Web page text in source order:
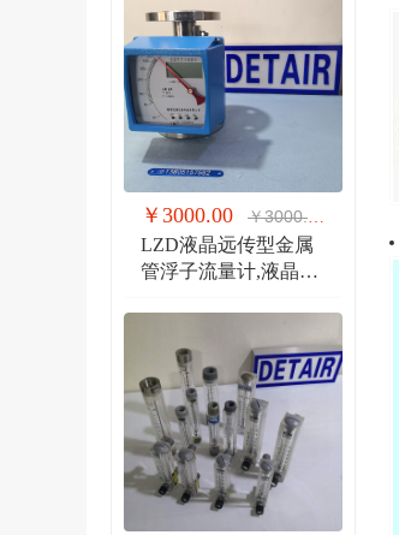
￥3000.00 ￥3000.00
LZD液晶远传型金属
管浮子流量计,液晶显